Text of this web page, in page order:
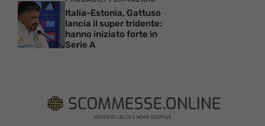
Italia-Estonia, Gattuso
lancia il super tridente:
hanno iniziato forte in
Serie A